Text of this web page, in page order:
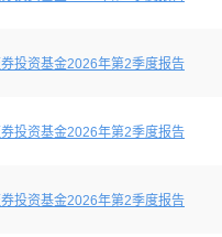
投资基金2026年第2季度报告
投资基金2026年第2季度报告
投资基金2026年第2季度报告